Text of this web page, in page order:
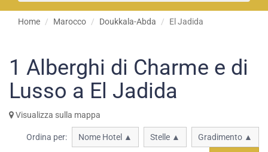
Home Marocco Doukkala-Abda El Jadida
1 Alberghi di Charme e di
Lusso a El Jadida
Visualizza sulla mappa
Ordina per: Nome Hotel ▲ Stelle ▲ Gradimento ▲